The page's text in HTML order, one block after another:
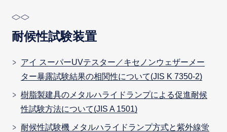
耐候性試験装置
アイ スーパーUVテスター／キセノンウェザーメー
ター暴露試験結果の相関性について(JIS K 7350-2)
樹脂製建具のメタルハライドランプによる促進耐候
性試験方法について(JIS A 1501)
耐候性試験機 メタルハライドランプ方式と紫外線蛍